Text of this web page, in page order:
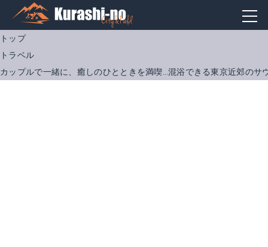
トップ
トラベル
カップルで一緒に、癒しのひとときを満喫…混浴できる東京近郊のサ